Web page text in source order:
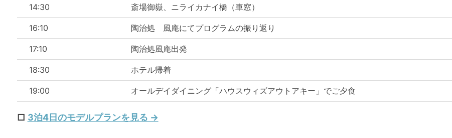
14:30 斎場御嶽、ニライカナイ橋（車窓）
16:10 陶治処 風庵にてプログラムの振り返り
17:10 陶治処風庵出発
18:30 ホテル帰着
19:00 オールデイダイニング「ハウスウィズアウトアキー」でご夕食
□ 3泊4日のモデルプランを見る →